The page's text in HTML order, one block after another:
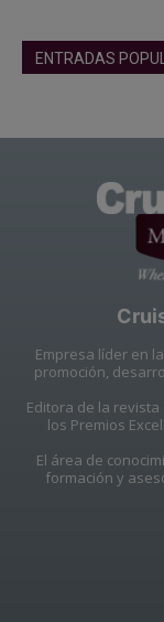
ENTRADAS
Empresa líder en
promoción,
Editora de la
los Premios
El área de
formación y